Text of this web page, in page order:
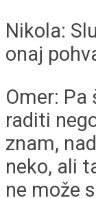
Nikola:
onaj
Omer:
raditi
znam,
neko, ali
ne može